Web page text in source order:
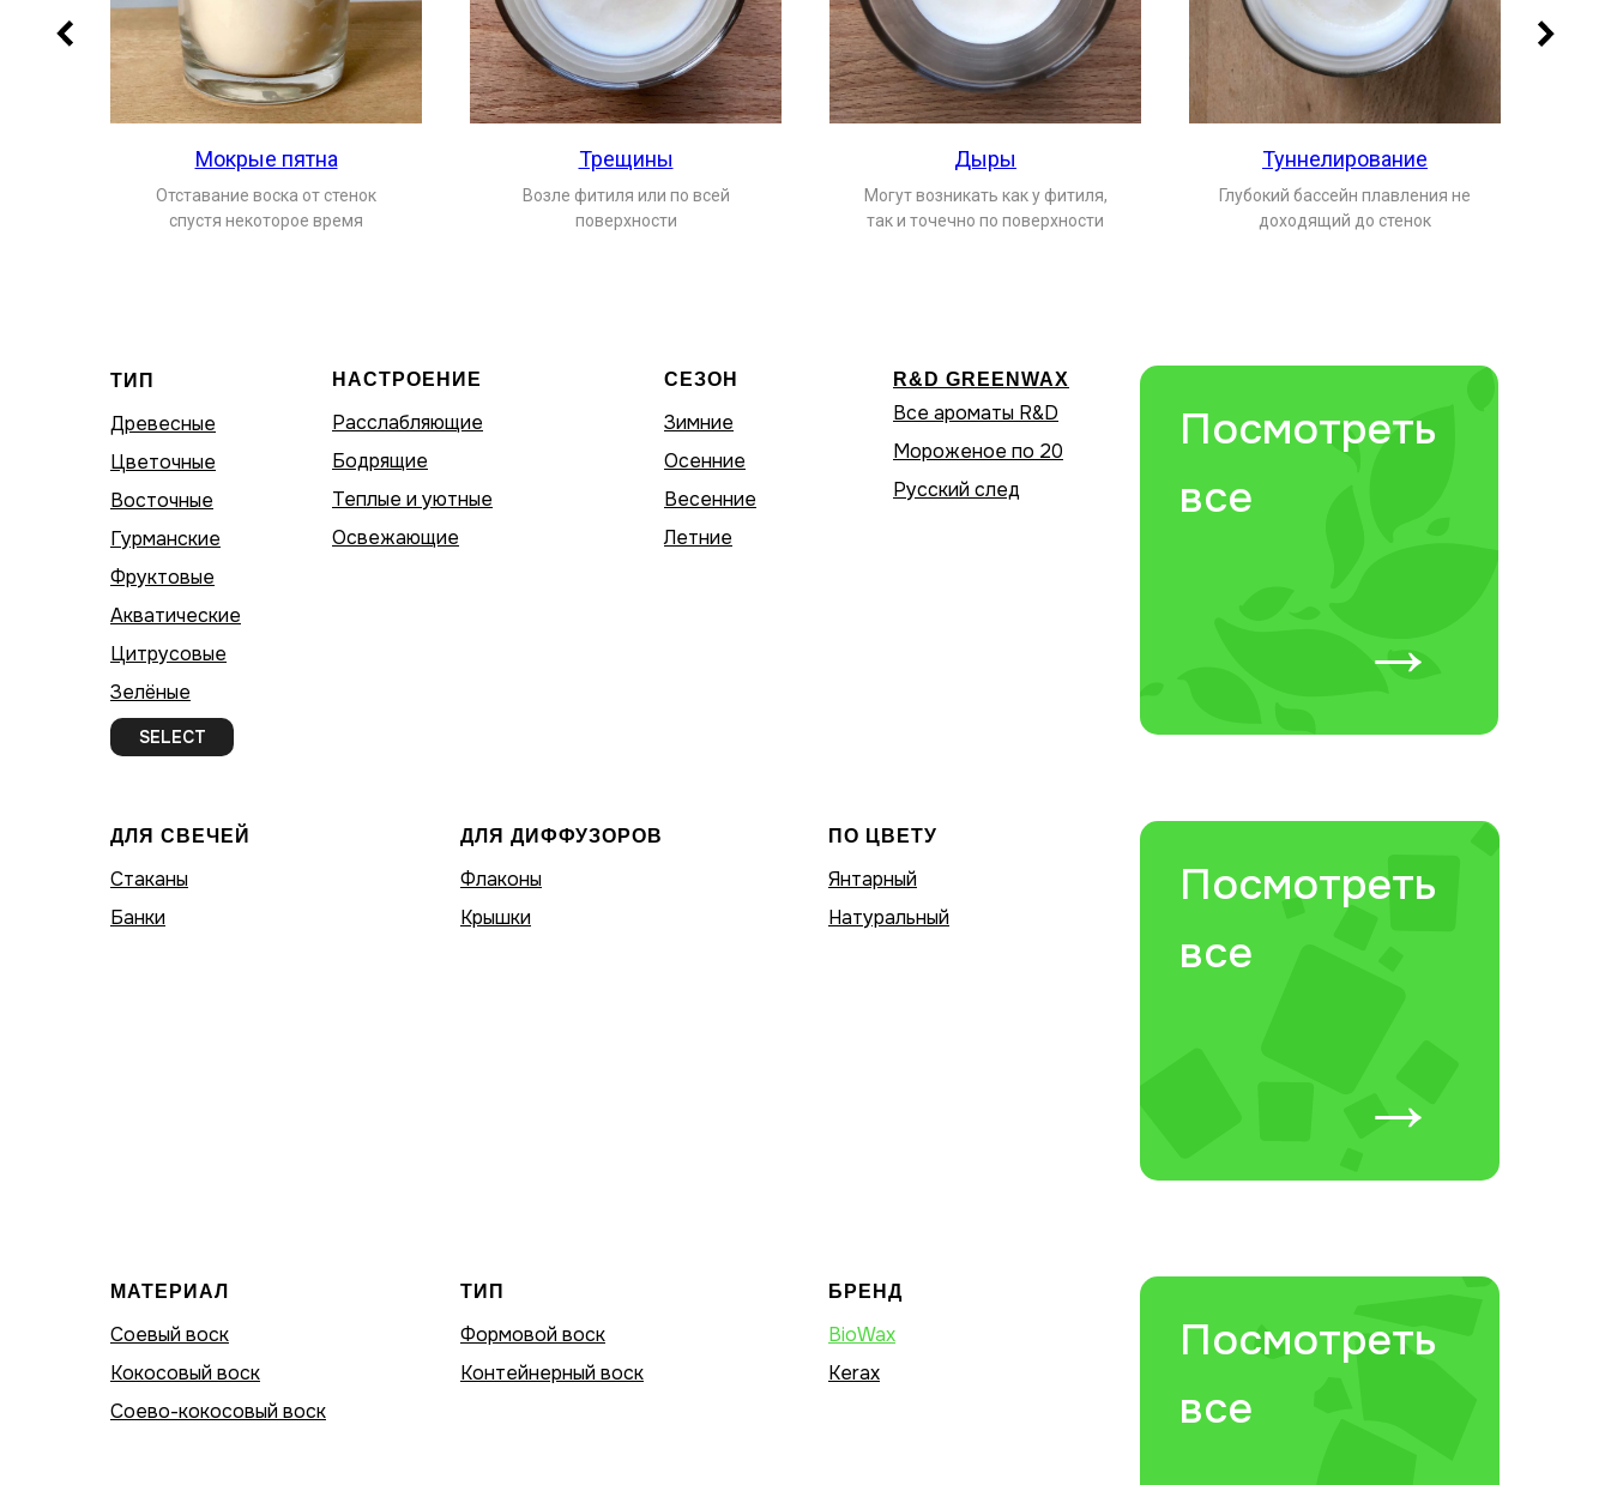
Мокрые пятна
Отставание воска от стенок
спустя некоторое время
Трещины
Возле фитиля или по всей
поверхности
Дыры
Могут возникать как у фитиля,
так и точечно по поверхности
Туннелирование
Глубокий бассейн плавления не
доходящий до стенок
ТИП
Древесные
Цветочные
Восточные
Гурманские
Фруктовые
Акватические
Цитрусовые
Зелёные
НАСТРОЕНИЕ
Расслабляющие
Бодрящие
Теплые и уютные
Освежающие
R&D GREENWAX
Все ароматы R&D
Мороженое по 20
Русский след
СЕЗОН
Зимние
Осенние
Весенние
Летние
Посмотреть
все
→
SELECT
ДЛЯ СВЕЧЕЙ
Стаканы
Банки
ДЛЯ ДИФФУЗОРОВ
Флаконы
Крышки
ПО ЦВЕТУ
Янтарный
Натуральный
Посмотреть
все
→
МАТЕРИАЛ
Соевый воск
Кокосовый воск
Соево-кокосовый воск
ТИП
Формовой воск
Контейнерный воск
БРЕНД
BioWax
Kerax
Посмотреть
все